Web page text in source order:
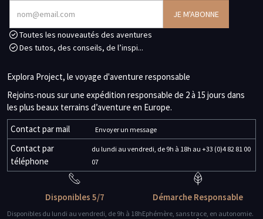
Toutes les nouveautés des aventures
Des tutos, des conseils, de l’inspi...
Explora Project, le voyage d'aventure responsable
Rejoins-nous sur une expédition responsable de 2 à 15 jours dans
les plus beaux terrains d’aventure en Europe.
Contact par mail
Envoyer un message
Contact par
téléphone
du lundi au vendredi, de 9h à 18h au +33 (0)4 82 81 00
07
Disponibles 5/7
Disponibles du lundi au vendredi, de 9h à 18h
Démarche Responsable
Ephémère, sans trace, en autonomie.